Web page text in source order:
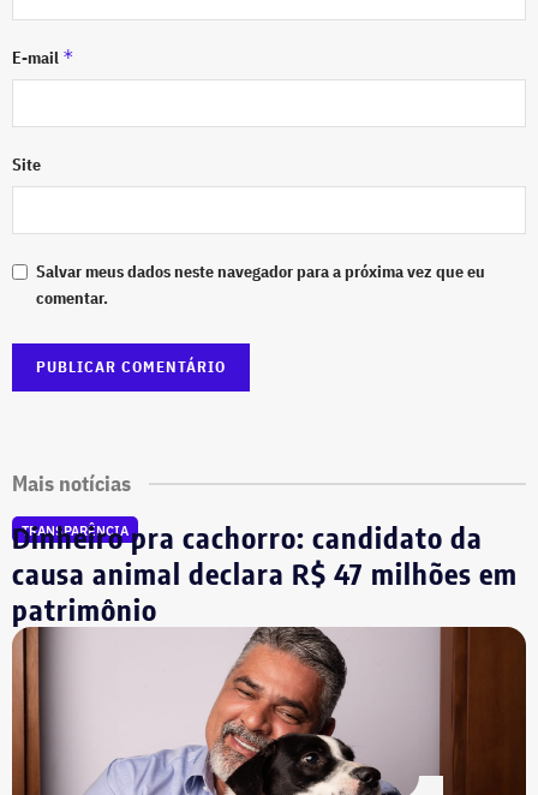
E-mail *
Site
Salvar meus dados neste navegador para a próxima vez que eu
comentar.
Mais notícias
TRANSPARÊNCIA
Dinheiro pra cachorro: candidato da
causa animal declara R$ 47 milhões em
patrimônio